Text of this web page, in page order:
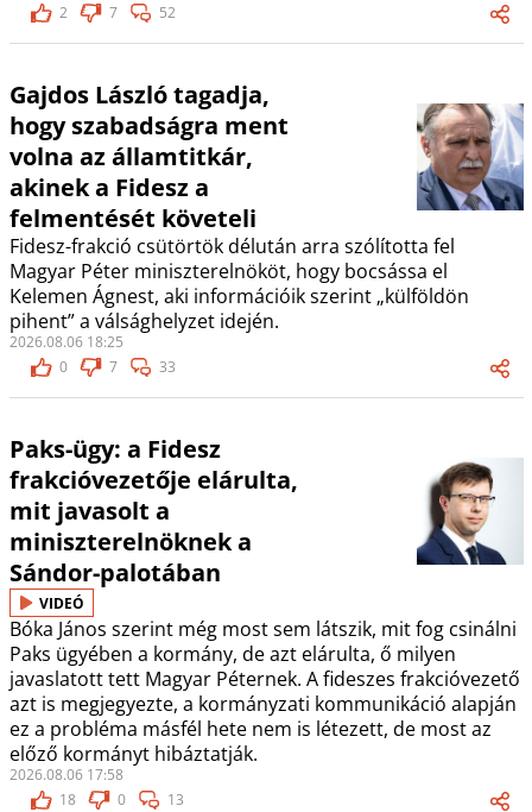
2
7 52
Gajdos László tagadja,
hogy szabadságra ment
volna az államtitkár,
akinek a Fidesz a
felmentését követeli
Fidesz-frakció csütörtök délután arra szólította fel
Magyar Péter miniszterelnököt, hogy bocsássa el
Kelemen Ágnest, aki információik szerint „külföldön
pihent” a válsághelyzet idején.
2026.08.06 18:25
0
7 33
Paks-ügy: a Fidesz
frakcióvezetője elárulta,
mit javasolt a
miniszterelnöknek a
Sándor-palotában
VIDEÓ
Bóka János szerint még most sem látszik, mit fog csinálni
Paks ügyében a kormány, de azt elárulta, ő milyen
javaslatott tett Magyar Péternek. A fideszes frakcióvezető
azt is megjegyezte, a kormányzati kommunikáció alapján
ez a probléma másfél hete nem is létezett, de most az
előző kormányt hibáztatják.
2026.08.06 17:58
18
0 13